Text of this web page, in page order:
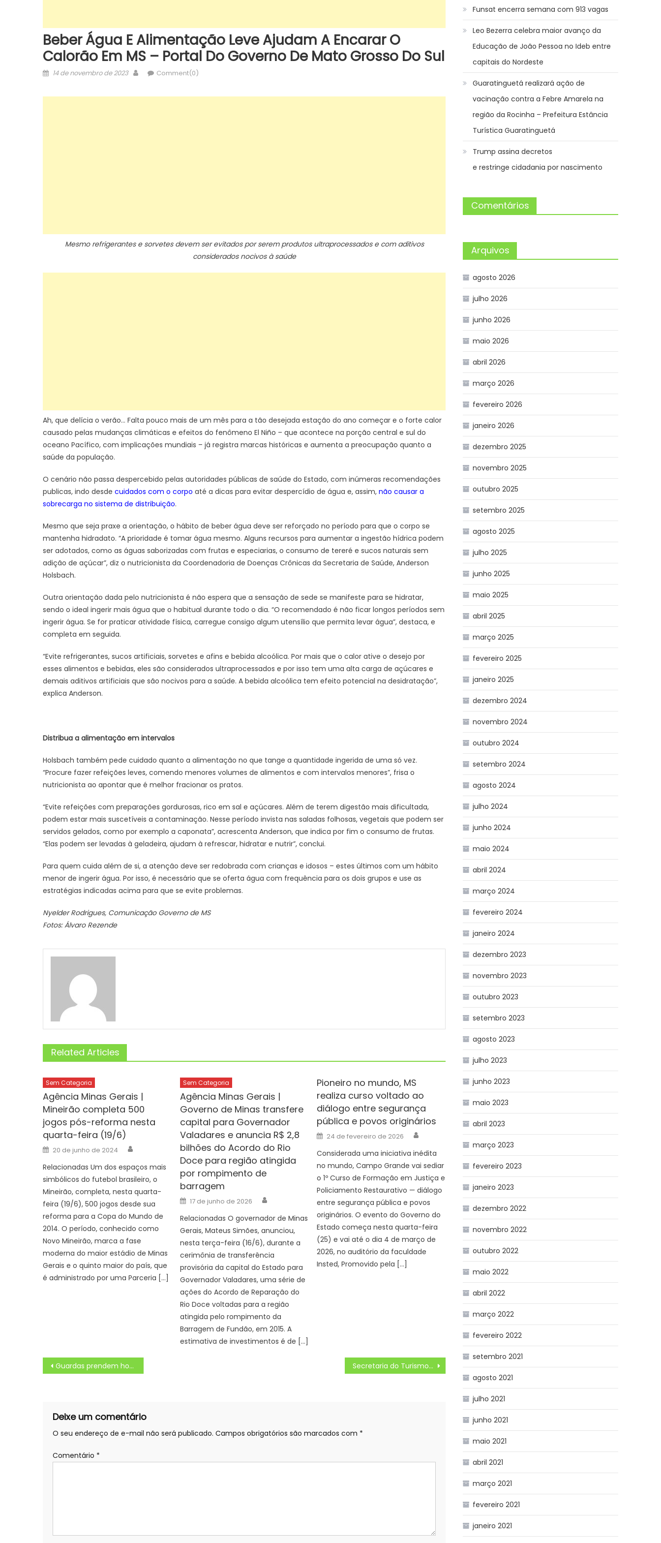
Beber Água E Alimentação Leve Ajudam A Encarar O
Calorão Em MS – Portal Do Governo De Mato Grosso Do Sul
Posted
14 de novembro de 2023 AuthorComment(0)
Mesmo refrigerantes e sorvetes devem ser evitados por serem produtos ultraprocessados e com aditivos
considerados nocivos à saúde
Ah, que delícia o verão… Falta pouco mais de um mês para a tão desejada estação do ano começar e o forte calor
causado pelas mudanças climáticas e efeitos do fenômeno El Niño – que acontece na porção central e sul do
oceano Pacífico, com implicações mundiais – já registra marcas históricas e aumenta a preocupação quanto a
saúde da população.
O cenário não passa despercebido pelas autoridades públicas de saúde do Estado, com inúmeras recomendações
publicas, indo desde cuidados com o corpo até a dicas para evitar despercídio de água e, assim, não causar a
sobrecarga no sistema de distribuição.
Mesmo que seja praxe a orientação, o hábito de beber água deve ser reforçado no período para que o corpo se
mantenha hidradato. “A prioridade é tomar água mesmo. Alguns recursos para aumentar a ingestão hídrica podem
ser adotados, como as águas saborizadas com frutas e especiarias, o consumo de tereré e sucos naturais sem
adição de açúcar”, diz o nutricionista da Coordenadoria de Doenças Crônicas da Secretaria de Saúde, Anderson
Holsbach.
Outra orientação dada pelo nutricionista é não espera que a sensação de sede se manifeste para se hidratar,
sendo o ideal ingerir mais água que o habitual durante todo o dia. “O recomendado é não ficar longos períodos sem
ingerir água. Se for praticar atividade física, carregue consigo algum utensílio que permita levar água”, destaca, e
completa em seguida.
“Evite refrigerantes, sucos artificiais, sorvetes e afins e bebida alcoólica. Por mais que o calor ative o desejo por
esses alimentos e bebidas, eles são considerados ultraprocessados e por isso tem uma alta carga de açúcares e
demais aditivos artificiais que são nocivos para a saúde. A bebida alcoólica tem efeito potencial na desidratação”,
explica Anderson.
Distribua a alimentação em intervalos
Holsbach também pede cuidado quanto a alimentação no que tange a quantidade ingerida de uma só vez.
“Procure fazer refeições leves, comendo menores volumes de alimentos e com intervalos menores”, frisa o
nutricionista ao apontar que é melhor fracionar os pratos.
“Evite refeições com preparações gordurosas, rico em sal e açúcares. Além de terem digestão mais dificultada,
podem estar mais suscetíveis a contaminação. Nesse período invista nas saladas folhosas, vegetais que podem ser
servidos gelados, como por exemplo a caponata”, acrescenta Anderson, que indica por fim o consumo de frutas.
“Elas podem ser levadas à geladeira, ajudam à refrescar, hidratar e nutrir”, conclui.
Para quem cuida além de si, a atenção deve ser redobrada com crianças e idosos – estes últimos com um hábito
menor de ingerir água. Por isso, é necessário que se oferta água com frequência para os dois grupos e use as
estratégias indicadas acima para que se evite problemas.
Nyelder Rodrigues, Comunicação Governo de MS
Fotos: Álvaro Rezende
Related Articles
Sem Categoria
Agência Minas Gerais |
Mineirão completa 500
jogos pós-reforma nesta
quarta-feira (19/6)
Posted
on
20 de junho de 2024
Relacionadas Um dos espaços mais
simbólicos do futebol brasileiro, o
Mineirão, completa, nesta quarta-
feira (19/6), 500 jogos desde sua
reforma para a Copa do Mundo de
2014. O período, conhecido como
Novo Mineirão, marca a fase
moderna do maior estádio de Minas
Gerais e o quinto maior do país, que
é administrado por uma Parceria […]
Sem Categoria
Agência Minas Gerais |
Governo de Minas transfere
capital para Governador
Valadares e anuncia R$ 2,8
bilhões do Acordo do Rio
Doce para região atingida
por rompimento de
barragem
Posted
on
17 de junho de 2026
Relacionadas O governador de Minas
Gerais, Mateus Simões, anunciou,
nesta terça-feira (16/6), durante a
cerimônia de transferência
provisória da capital do Estado para
Governador Valadares, uma série de
ações do Acordo de Reparação do
Rio Doce voltadas para a região
atingida pelo rompimento da
Barragem de Fundão, em 2015. A
estimativa de investimentos é de […]
Pioneiro no mundo, MS
realiza curso voltado ao
diálogo entre segurança
pública e povos originários
Posted
on
24 de fevereiro de 2026
Considerada uma iniciativa inédita
no mundo, Campo Grande vai sediar
o 1º Curso de Formação em Justiça e
Policiamento Restaurativo — diálogo
entre segurança pública e povos
originários. O evento do Governo do
Estado começa nesta quarta-feira
(25) e vai até o dia 4 de março de
2026, no auditório da faculdade
Insted, Promovido pela […]
Navegação
de
Guardas prendem homem por desacato na Rodoviária Novo Rio – Prefeitura da Cidade do Rio de Janeiro Secretaria do Turismo divulga Plano Diretor de Turismo Revisional – Prefeitura Estância Turística Guaratinguetá
Deixe um comentário
O seu endereço de e-mail não será publicado. Campos obrigatórios são marcados com *
Comentário *
Funsat encerra semana com 913 vagas
Leo Bezerra celebra maior avanço da
Educação de João Pessoa no Ideb entre
capitais do Nordeste
Guaratinguetá realizará ação de
vacinação contra a Febre Amarela na
região da Rocinha – Prefeitura Estância
Turística Guaratinguetá
Trump assina decretos
e restringe cidadania por nascimento
Comentários
Arquivos
agosto 2026
julho 2026
junho 2026
maio 2026
abril 2026
março 2026
fevereiro 2026
janeiro 2026
dezembro 2025
novembro 2025
outubro 2025
setembro 2025
agosto 2025
julho 2025
junho 2025
maio 2025
abril 2025
março 2025
fevereiro 2025
janeiro 2025
dezembro 2024
novembro 2024
outubro 2024
setembro 2024
agosto 2024
julho 2024
junho 2024
maio 2024
abril 2024
março 2024
fevereiro 2024
janeiro 2024
dezembro 2023
novembro 2023
outubro 2023
setembro 2023
agosto 2023
julho 2023
junho 2023
maio 2023
abril 2023
março 2023
fevereiro 2023
janeiro 2023
dezembro 2022
novembro 2022
outubro 2022
maio 2022
abril 2022
março 2022
fevereiro 2022
setembro 2021
agosto 2021
julho 2021
junho 2021
maio 2021
abril 2021
março 2021
fevereiro 2021
janeiro 2021